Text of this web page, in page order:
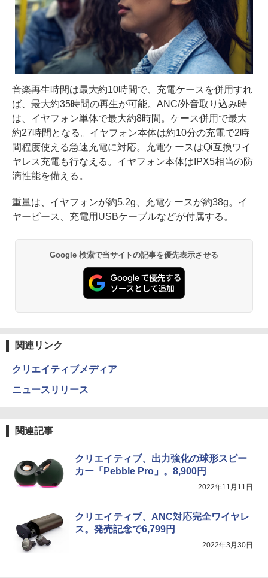
音楽再生時間は最大約10時間で、充電ケースを併用すれ
ば、最大約35時間の再生が可能。ANC/外音取り込み時
は、イヤフォン単体で最大約8時間。ケース併用で最大
約27時間となる。イヤフォン本体は約10分の充電で2時
間程度使える急速充電に対応。充電ケースはQi互換ワイ
ヤレス充電も行なえる。イヤフォン本体はIPX5相当の防
滴性能を備える。
重量は、イヤフォンが約5.2g、充電ケースが約38g。イ
ヤーピース、充電用USBケーブルなどが付属する。
Google 検索で当サイトの記事を優先表示させる
関連リンク
クリエイティブメディア
ニュースリリース
関連記事
クリエイティブ、出力強化の球形スピー
カー「Pebble Pro」。8,900円
2022年11月11日
クリエイティブ、ANC対応完全ワイヤレ
ス。発売記念で6,799円
2022年3月30日